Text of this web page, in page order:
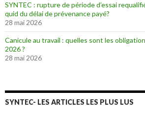
SYNTEC : rupture de période d’essai
quid du délai de prévenance payé?
28 mai 2026
Canicule au travail : quelles sont les
2026 ?
28 mai 2026
SYNTEC- LES ARTICLES LES PLUS LUS